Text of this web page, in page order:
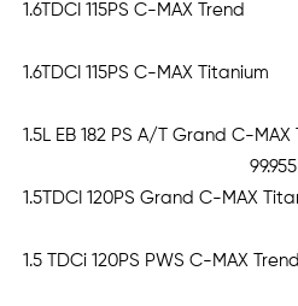
1.6TDCI 115PS C-MAX Trend
1.6TDCI 115PS C-MAX Titanium
1.5L EB 182 PS A/T Grand C-
99.955
1.5TDCI 120PS Grand C-MAX
1.5 TDCi 120PS PWS C-MAX Trend